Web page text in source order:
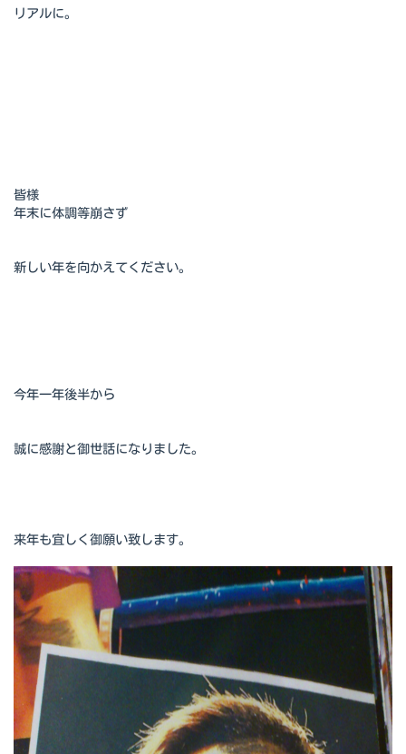
リアルに。
皆様
年末に体調等崩さず
新しい年を向かえてください。
今年一年後半から
誠に感謝と御世話になりました。
来年も宜しく御願い致します。